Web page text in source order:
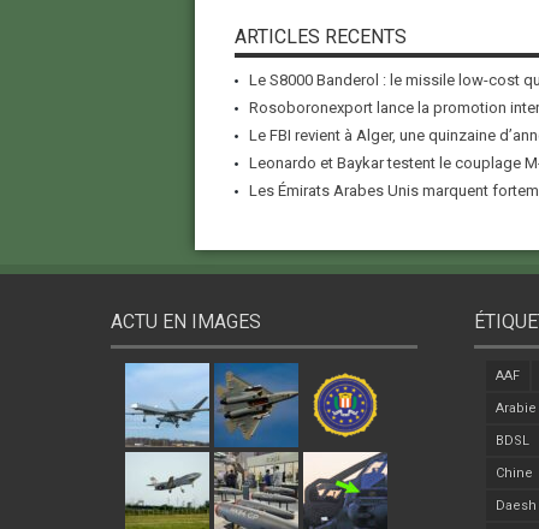
ARTICLES RECENTS
Le S8000 Banderol : le missile low-cost
Rosoboronexport lance la promotion
Le FBI revient à Alger, une quinzaine
Leonardo et Baykar testent le couplage M-
Les Émirats Arabes Unis marquent
ACTU EN IMAGES
AAF
BDSL
Chine
Daesh